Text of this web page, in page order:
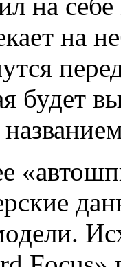
на
будет